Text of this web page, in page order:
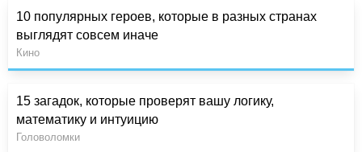
10 популярных героев, которые в разных странах
выглядят совсем иначе
Кино
15 загадок, которые проверят вашу логику,
математику и интуицию
Головоломки